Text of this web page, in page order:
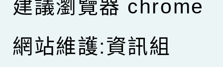
建議瀏覽器 chrome
網站維護:資訊組